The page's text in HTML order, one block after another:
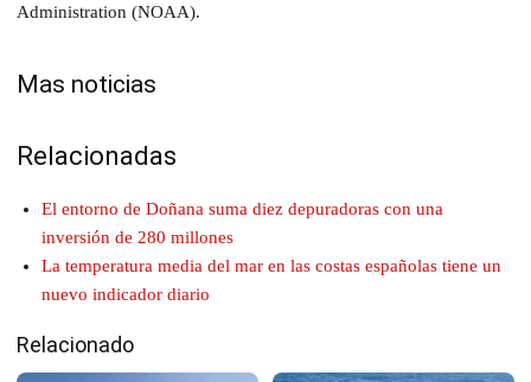
Administration (NOAA).
Mas noticias
Relacionadas
El entorno de Doñana suma diez depuradoras con una
inversión de 280 millones
La temperatura media del mar en las costas españolas tiene un
nuevo indicador diario
Relacionado